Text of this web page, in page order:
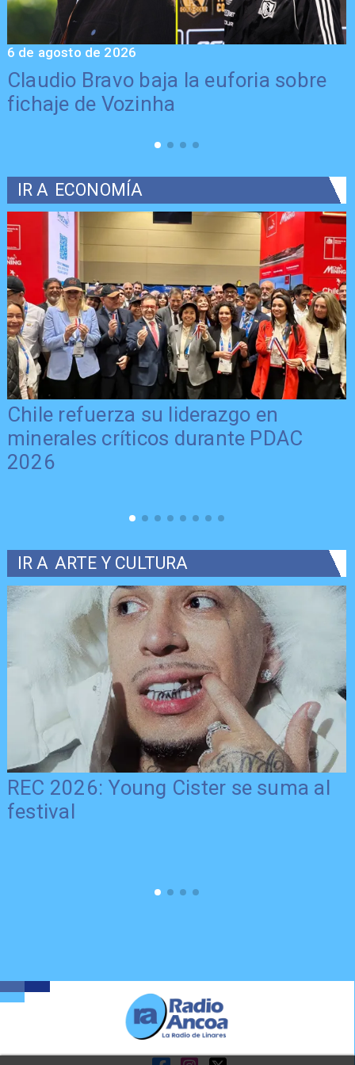
Claudio Bravo baja la euforia sobre
fichaje de Vozinha
6 de agosto de 2026
IR A ECONOMÍA
Chile refuerza su liderazgo en
minerales críticos durante PDAC
2026
IR A ARTE Y CULTURA
REC 2026: Young Cister se suma al
festival